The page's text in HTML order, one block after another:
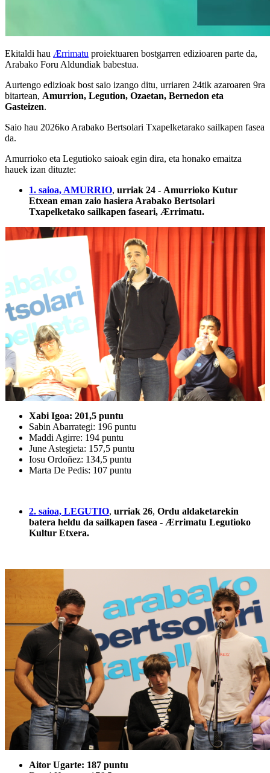
Ekitaldi hau Ærrimatu proiektuaren bostgarren edizioaren parte da,
Arabako Foru Aldundiak babestua.
Aurtengo edizioak bost saio izango ditu, urriaren 24tik azaroaren 9ra
bitartean, Amurrion, Legution, Ozaetan, Bernedon eta
Gasteizen.
Saio hau 2026ko Arabako Bertsolari Txapelketarako sailkapen fasea
da.
Amurrioko eta Legutioko saioak egin dira, eta honako emaitza
hauek izan dituzte:
1. saioa, AMURRIO, urriak 24 - Amurrioko Kutur
Etxean eman zaio hasiera Arabako Bertsolari
Txapelketako sailkapen faseari, Ærrimatu.
Xabi Igoa: 201,5 puntu
Sabin Abarrategi: 196 puntu
Maddi Agirre: 194 puntu
June Astegieta: 157,5 puntu
Iosu Ordoñez: 134,5 puntu
Marta De Pedis: 107 puntu
2. saioa, LEGUTIO, urriak 26, Ordu aldaketarekin
batera heldu da sailkapen fasea - Ærrimatu Legutioko
Kultur Etxera.
Aitor Ugarte: 187 puntu